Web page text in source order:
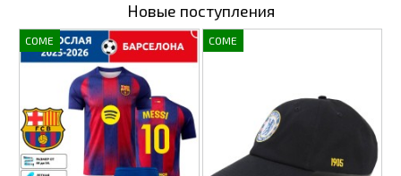
Новые поступления
COME COME